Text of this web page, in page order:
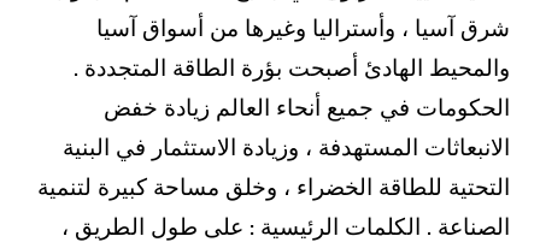
شرق آسيا ، وأستراليا وغيرها من أسواق آسيا
والمحيط الهادئ أصبحت بؤرة الطاقة المتجددة .
الحكومات في جميع أنحاء العالم زيادة خفض
الانبعاثات المستهدفة ، وزيادة الاستثمار في البنية
التحتية للطاقة الخضراء ، وخلق مساحة كبيرة لتنمية
الصناعة . الكلمات الرئيسية : على طول الطريق ،